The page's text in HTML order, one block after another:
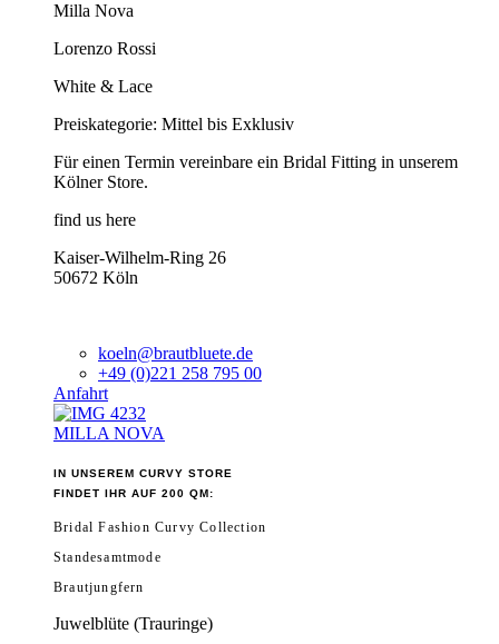
Milla Nova
Lorenzo Rossi
White & Lace
Preiskategorie: Mittel bis Exklusiv
Für einen Termin vereinbare ein Bridal Fitting in unserem
Kölner Store.
find us here
Kaiser-Wilhelm-Ring 26
50672 Köln
koeln@brautbluete.de
+49 (0)221 258 795 00
Anfahrt
MILLA NOVA
IN UNSEREM CURVY STORE
FINDET IHR AUF 200 QM:
Bridal Fashion Curvy Collection
Standesamtmode
Brautjungfern
Juwelblüte (Trauringe)